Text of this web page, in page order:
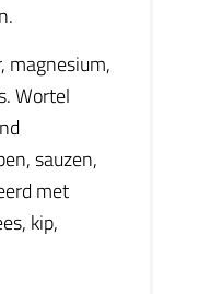
magnesium,
Wortel
sauzen,
met
kip,